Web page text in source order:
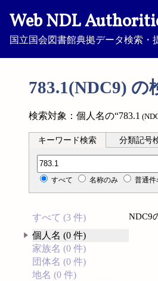
Web NDL
国立国会図書館典拠データ検索・
783.1(NDC9) の
検索対象：個人名の“783.1
キーワード検索 分類記号
分類記号検索
すべて 名称のみ 普通件
すべて (3 件)
個人名 (0 件)
家族名 (0 件)
団体名 (0 件)
地名 (0 件)
NDC9